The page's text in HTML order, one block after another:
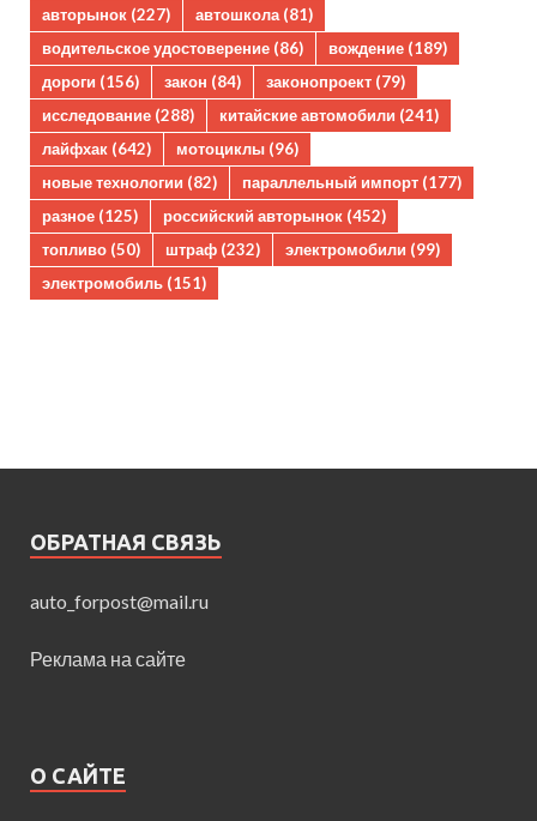
авторынок (227) автошкола (81)
водительское удостоверение (86) вождение (189)
дороги (156) закон (84) законопроект (79)
исследование (288) китайские автомобили (241)
лайфхак (642) мотоциклы (96)
новые технологии (82) параллельный импорт (177)
разное (125) российский авторынок (452)
топливо (50) штраф (232) электромобили (99)
электромобиль (151)
ОБРАТНАЯ СВЯЗЬ
auto_forpost@mail.ru
Реклама на сайте
О САЙТЕ